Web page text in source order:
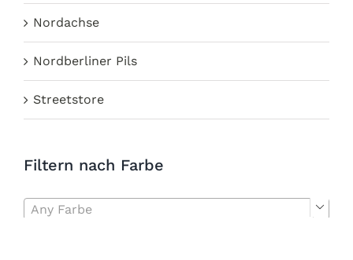
Nordachse
Nordberliner Pils
Streetstore
Filtern nach Farbe
Any Farbe 